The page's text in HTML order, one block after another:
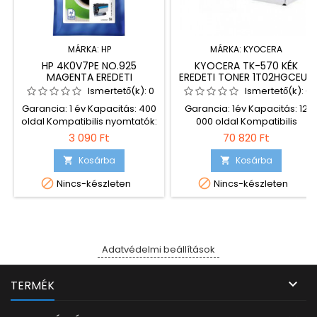
MÁRKA: HP
HP 4K0V7PE NO.925
MAGENTA EREDETI
TINTAPATRON
Ismertető(k): 0
Garancia: 1 év Kapacitás: 400
oldal Kompatibilis nyomtatók:
HP Officejet Pro 8123
3 090 Ft
 Kosárba
 Nincs-készleten
MÁRKA: KYOCERA
KYOCERA TK-570 KÉK
EREDETI TONER 1T02HGCEU0
Ismertető(k): 0
Garancia: 1év Kapacitás: 12
000 oldal Kompatibilis
nyomtatók: Kyocera FS-
C5400DN Kyocera FS-
P7035cdn
70 820 Ft
 Kosárba
 Nincs-készleten
Adatvédelmi beállítások
TERMÉK 